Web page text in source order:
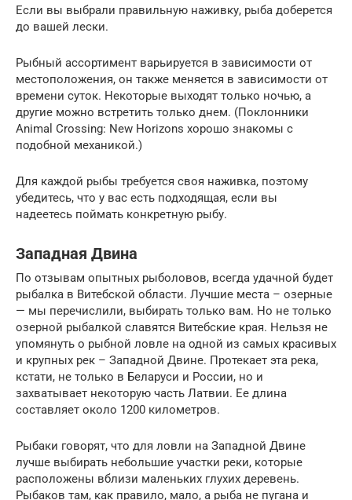
Если вы выбрали правильную наживку, рыба доберется
до вашей лески.
Рыбный ассортимент варьируется в зависимости от
местоположения, он также меняется в зависимости от
времени суток. Некоторые выходят только ночью, а
другие можно встретить только днем. (Поклонники
Animal Crossing: New Horizons хорошо знакомы с
подобной механикой.)
Для каждой рыбы требуется своя наживка, поэтому
убедитесь, что у вас есть подходящая, если вы
надеетесь поймать конкретную рыбу.
Западная Двина
По отзывам опытных рыболовов, всегда удачной будет
рыбалка в Витебской области. Лучшие места – озерные
— мы перечислили, выбирать только вам. Но не только
озерной рыбалкой славятся Витебские края. Нельзя не
упомянуть о рыбной ловле на одной из самых красивых
и крупных рек – Западной Двине. Протекает эта река,
кстати, не только в Беларуси и России, но и
захватывает некоторую часть Латвии. Ее длина
составляет около 1200 километров.
Рыбаки говорят, что для ловли на Западной Двине
лучше выбирать небольшие участки реки, которые
расположены вблизи маленьких глухих деревень.
Рыбаков там, как правило, мало, а рыба не пугана и